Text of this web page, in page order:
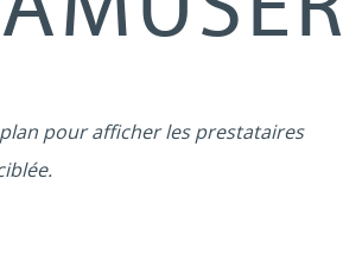
pour afficher les prestataires